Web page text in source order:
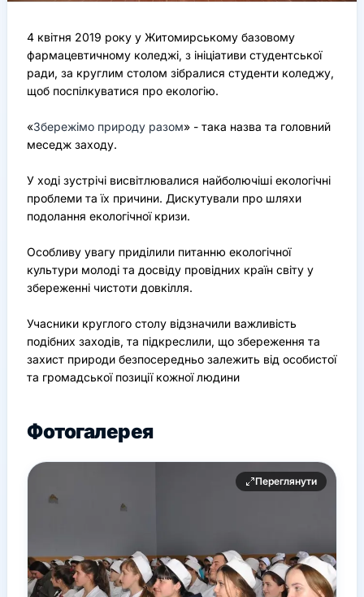
4 квітня 2019 року у Житомирському базовому
фармацевтичному коледжі, з ініціативи студентської
ради, за круглим столом зібралися студенти коледжу,
щоб поспілкуватися про екологію.
«Збережімо природу разом» - така назва та головний
меседж заходу.
У ході зустрічі висвітлювалися найболючіші екологічні
проблеми та їх причини. Дискутували про шляхи
подолання екологічної кризи.
Особливу увагу приділили питанню екологічної
культури молоді та досвіду провідних країн світу у
збереженні чистоти довкілля.
Учасники круглого столу відзначили важливість
подібних заходів, та підкреслили, що збереження та
захист природи безпосередньо залежить від особистої
та громадської позиції кожної людини
Фотогалерея
Переглянути